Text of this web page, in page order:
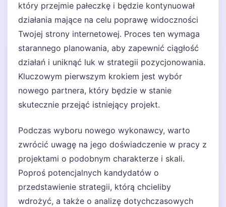
który przejmie pałeczkę i będzie kontynuował
działania mające na celu poprawę widoczności
Twojej strony internetowej. Proces ten wymaga
starannego planowania, aby zapewnić ciągłość
działań i uniknąć luk w strategii pozycjonowania.
Kluczowym pierwszym krokiem jest wybór
nowego partnera, który będzie w stanie
skutecznie przejąć istniejący projekt.
Podczas wyboru nowego wykonawcy, warto
zwrócić uwagę na jego doświadczenie w pracy z
projektami o podobnym charakterze i skali.
Poproś potencjalnych kandydatów o
przedstawienie strategii, którą chcieliby
wdrożyć, a także o analizę dotychczasowych